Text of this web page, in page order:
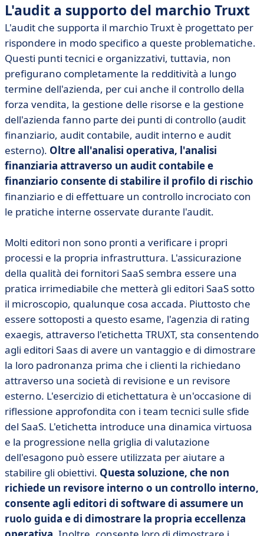
L'audit a supporto del marchio Truxt
L'audit che supporta il marchio Truxt è progettato per
rispondere in modo specifico a queste problematiche.
Questi punti tecnici e organizzativi, tuttavia, non
prefigurano completamente la redditività a lungo
termine dell'azienda, per cui anche il controllo della
forza vendita, la gestione delle risorse e la gestione
dell'azienda fanno parte dei punti di controllo (audit
finanziario, audit contabile, audit interno e audit
esterno). Oltre all'analisi operativa, l'analisi
finanziaria attraverso un audit contabile e
finanziario consente di stabilire il profilo di rischio
finanziario e di effettuare un controllo incrociato con
le pratiche interne osservate durante l'audit.
Molti editori non sono pronti a verificare i propri
processi e la propria infrastruttura. L'assicurazione
della qualità dei fornitori SaaS sembra essere una
pratica irrimediabile che metterà gli editori SaaS sotto
il microscopio, qualunque cosa accada. Piuttosto che
essere sottoposti a questo esame, l'agenzia di rating
exaegis, attraverso l'etichetta TRUXT, sta consentendo
agli editori Saas di avere un vantaggio e di dimostrare
la loro padronanza prima che i clienti la richiedano
attraverso una società di revisione e un revisore
esterno. L'esercizio di etichettatura è un'occasione di
riflessione approfondita con i team tecnici sulle sfide
del SaaS. L'etichetta introduce una dinamica virtuosa
e la progressione nella griglia di valutazione
dell'esagono può essere utilizzata per aiutare a
stabilire gli obiettivi. Questa soluzione, che non
richiede un revisore interno o un controllo interno,
consente agli editori di software di assumere un
ruolo guida e di dimostrare la propria eccellenza